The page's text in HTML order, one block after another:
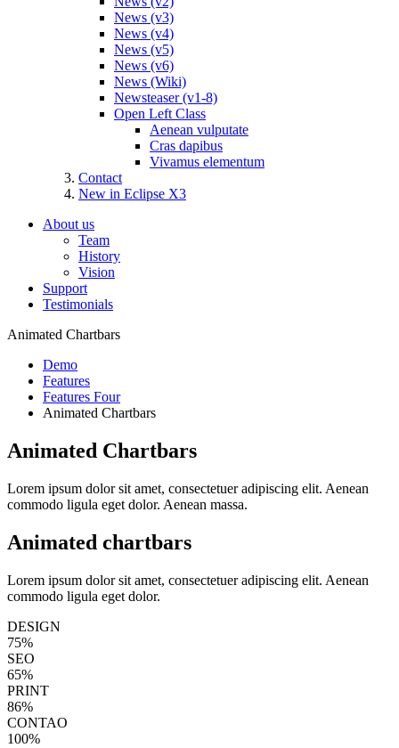
News (v3)
News (v4)
News (v5)
News (v6)
News (Wiki)
Newsteaser (v1-8)
Open Left Class
Aenean vulputate
Cras dapibus
Vivamus elementum
Contact
New in Eclipse X3
About us
Team
History
Vision
Support
Testimonials
Animated Chartbars
Demo
Features
Features Four
Animated Chartbars
Animated Chartbars
Lorem ipsum dolor sit amet, consectetuer adipiscing elit. Aenean
commodo ligula eget dolor. Aenean massa.
Animated chartbars
Lorem ipsum dolor sit amet, consectetuer adipiscing elit. Aenean
commodo ligula eget dolor.
DESIGN
75%
SEO
65%
PRINT
86%
CONTAO
100%